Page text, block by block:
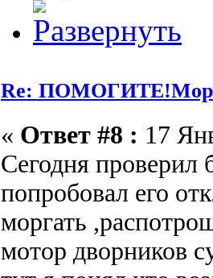
Re:
« Ответ #8 : 17
Сегодня проверил
попробовал его
моргать
мотор дворников